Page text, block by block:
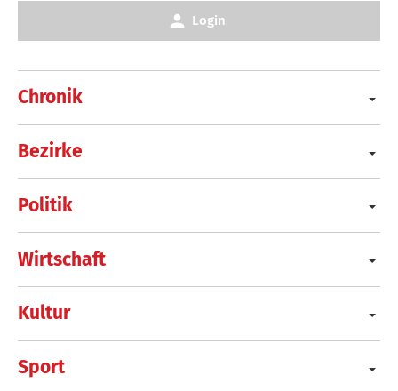
Chronik
Bezirke
Politik
Wirtschaft
Kultur
Sport
Login